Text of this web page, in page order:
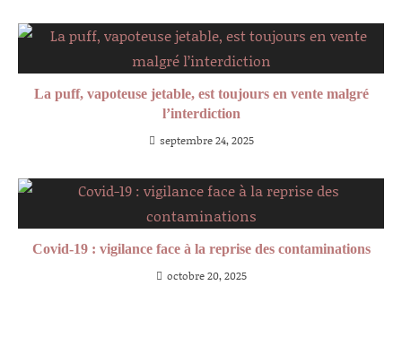
La puff, vapoteuse jetable, est toujours en vente malgré
l’interdiction
septembre 24, 2025
Covid-19 : vigilance face à la reprise des contaminations
octobre 20, 2025